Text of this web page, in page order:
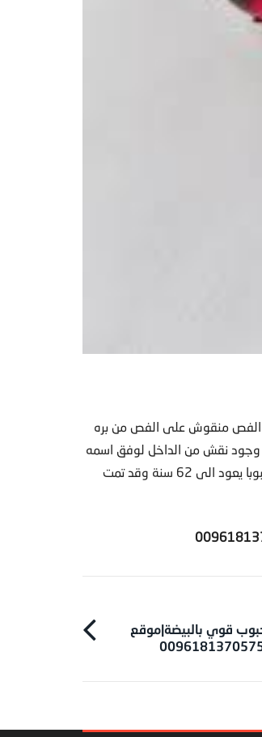
الفص منقوش على الفص من بره
وجود نقش من الداخل لوفق اسمه
تعالى مغني حامله يكون في عز وسرور ويحفض ببركة الطلسم ويكون مهابا محبوبا يعود الى 62 سنة وقد تمت
قوي بالبيضة|موقع